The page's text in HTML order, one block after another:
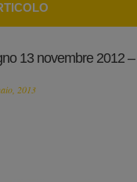
13 novembre 2012
2013